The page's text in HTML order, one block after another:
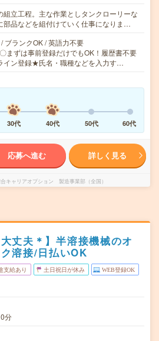
組立工程。主な作業としタンクローリーな
部品などを組付けていく仕事になりま…
ブランクOK / 英語力不要
まずは事前登録だけでもOK！履歴書不要
イン登録★氏名・職種などを入力す…
30代 40代 50代 60代
応募へ進む 詳しく見る
キャリアオプション 製造事業部（全国）
丈夫＊】半溶接機械のオ
溶接/日払いOK
支給あり 土日祝日が休み WEB登録OK
分